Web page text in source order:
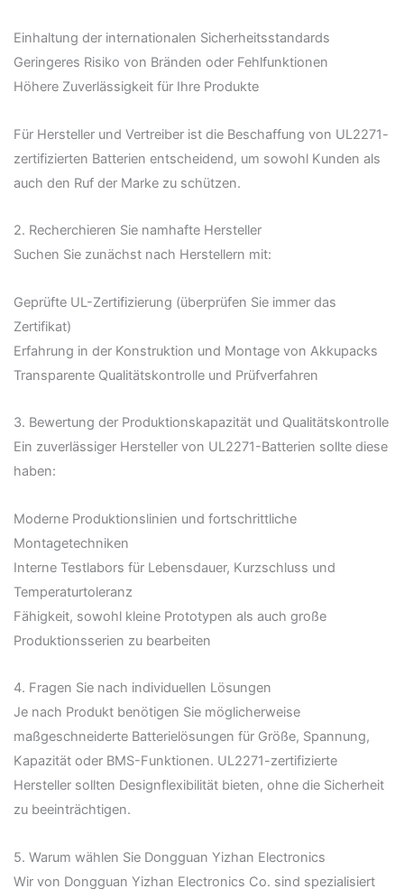
Einhaltung der internationalen Sicherheitsstandards
Geringeres Risiko von Bränden oder Fehlfunktionen
Höhere Zuverlässigkeit für Ihre Produkte
Für Hersteller und Vertreiber ist die Beschaffung von UL2271-
zertifizierten Batterien entscheidend, um sowohl Kunden als
auch den Ruf der Marke zu schützen.
2. Recherchieren Sie namhafte Hersteller
Suchen Sie zunächst nach Herstellern mit:
Geprüfte UL-Zertifizierung (überprüfen Sie immer das
Zertifikat)
Erfahrung in der Konstruktion und Montage von Akkupacks
Transparente Qualitätskontrolle und Prüfverfahren
3. Bewertung der Produktionskapazität und Qualitätskontrolle
Ein zuverlässiger Hersteller von UL2271-Batterien sollte diese
haben:
Moderne Produktionslinien und fortschrittliche
Montagetechniken
Interne Testlabors für Lebensdauer, Kurzschluss und
Temperaturtoleranz
Fähigkeit, sowohl kleine Prototypen als auch große
Produktionsserien zu bearbeiten
4. Fragen Sie nach individuellen Lösungen
Je nach Produkt benötigen Sie möglicherweise
maßgeschneiderte Batterielösungen für Größe, Spannung,
Kapazität oder BMS-Funktionen. UL2271-zertifizierte
Hersteller sollten Designflexibilität bieten, ohne die Sicherheit
zu beeinträchtigen.
5. Warum wählen Sie Dongguan Yizhan Electronics
Wir von Dongguan Yizhan Electronics Co. sind spezialisiert